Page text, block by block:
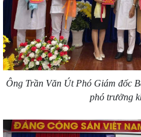
Ông Trần Văn Út Phó Giám đốc
phó trưởng